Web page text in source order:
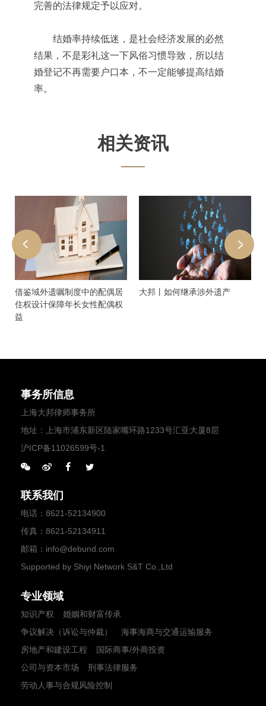
完善的法律规定予以应对。
结婚率持续低迷，是社会经济发展的必然
结果，不是彩礼这一下风俗习惯导致，所以结
婚登记不再需要户口本，不一定能够提高结婚
率。
相关资讯
借鉴域外遗嘱制度中的配偶居
住权设计保障年长女性配偶权
益
大邦丨如何继承涉外遗产
事务所信息
上海大邦律师事务所
地址：上海市浦东新区陆家嘴环路1233号汇亚大厦8层
沪ICP备11026599号-1
联系我们
电话 ： 8621-52134900
传真 ：8621-52134911
邮箱 ： info@debund.com
Supported by Shiyi Network S&T Co.,Ltd
专业领域
知识产权
婚姻和财富传承
争议解决（诉讼与仲裁）
海事海商与交通运输服务
房地产和建设工程
国际商事/外商投资
公司与资本市场
刑事法律服务
劳动人事与合规风险控制